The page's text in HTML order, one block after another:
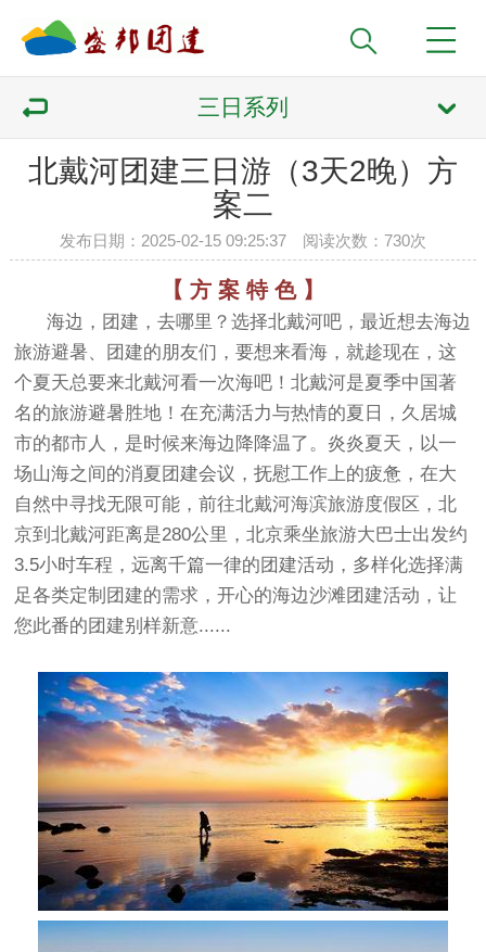
三日系列
北戴河团建三日游（3天2晚）方
案二
发布日期：2025-02-15 09:25:37 阅读次数： 730次
【 方 案 特 色 】
海边，团建，去哪里？选择北戴河吧，最近想去海边
旅游避暑、团建的朋友们，要想来看海，就趁现在，这
个夏天总要来北戴河看一次海吧！北戴河是夏季中国著
名的旅游避暑胜地！在充满活力与热情的夏日，久居城
市的都市人，是时候来海边降降温了。炎炎夏天，以一
场山海之间的消夏团建会议，抚慰工作上的疲惫，在大
自然中寻找无限可能，前往北戴河海滨旅游度假区，北
京到北戴河距离是280公里，北京乘坐旅游大巴士出发约
3.5小时车程，远离千篇一律的团建活动，多样化选择满
足各类定制团建的需求，开心的海边沙滩团建活动，让
您此番的团建别样新意......